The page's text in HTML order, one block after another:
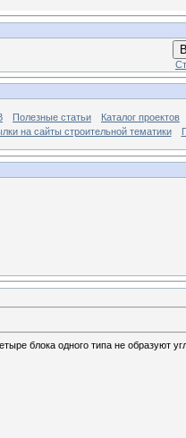
Полезные статьи
Каталог проектов
на сайты строительной тематики
блока одного типа не образуют